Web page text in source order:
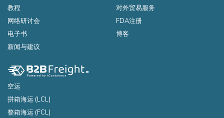
教程
网络研讨会
电子书
新闻与建议
对外贸易服务
FDA注册
博客
空运
拼箱海运 (LCL)
整箱海运 (FCL)